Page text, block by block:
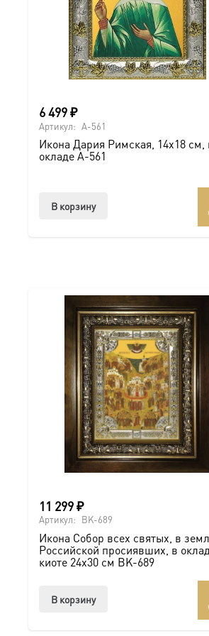
● На Крещение ребенка или
● На день рождения как символ
● На новоселье для освящения
Мы предлагаем купить икону в
Доступна в стандартных
6 499₽
Артикул: A-561
Икона Дария Римская, 14х18 см,
окладе A-561
В корзину
11 299₽
Артикул: BK-689
Икона Собор всех святых, в
Российской просиявших, в
киоте 24х30 см BK-689
В корзину